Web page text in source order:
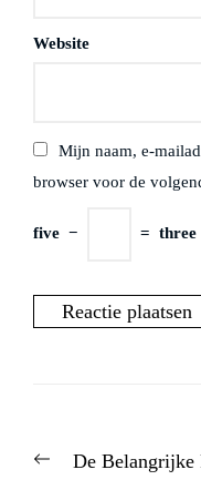
Website
Mijn naam, e-
browser voor de
five − = three
PreviousDe Belangrijke